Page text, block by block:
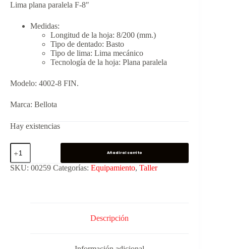
Lima plana paralela F-8″
Medidas:
Longitud de la hoja: 8/200 (mm.)
Tipo de dentado: Basto
Tipo de lima: Lima mecánico
Tecnología de la hoja: Plana paralela
Modelo: 4002-8 FIN.
Marca: Bellota
Hay existencias
Añadir al carrito
SKU: 00259 Categorías: Equipamiento, Taller
Descripción